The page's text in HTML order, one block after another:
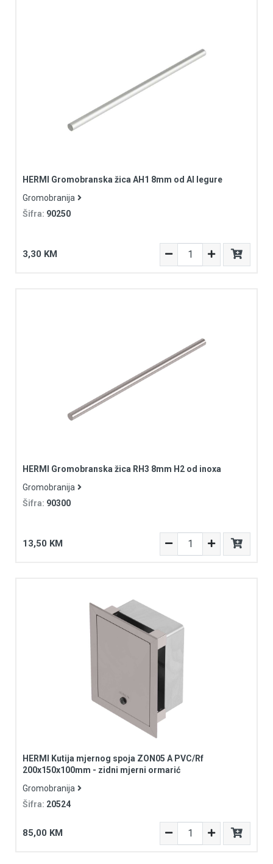
HERMI Gromobranska žica AH1 8mm od Al legure
Gromobranija
Šifra: 90250
3,30 KM
HERMI Gromobranska žica RH3 8mm H2 od inoxa
Gromobranija
Šifra: 90300
13,50 KM
HERMI Kutija mjernog spoja ZON05 A PVC/Rf
200x150x100mm - zidni mjerni ormarić
Gromobranija
Šifra: 20524
85,00 KM